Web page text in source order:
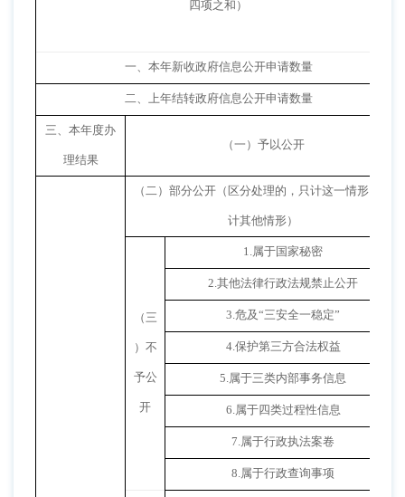
四项之和）
一、本年新收政府信息公开申请数量
二、上年结转政府信息公开申请数量
三、本年度办
理结果
（一）予以公开
（二）部分公开 （区分处理的，只计这一情形，不
计其他情形）
（三
）不
予公
开
1.属于国家秘密
2.其他法律行政法规禁止公开
3.危及“三安全一稳定”
4.保护第三方合法权益
5.属于三类内部事务信息
6.属于四类过程性信息
7.属于行政执法案卷
8.属于行政查询事项